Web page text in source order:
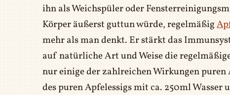
ihn als Weichspüler oder
Körper äußerst guttun würde, regelmäßig
mehr als man denkt. Er stärkt das
auf natürliche Art und Weise die
nur einige der zahlreichen Wirkungen puren
des puren Apfelessigs mit ca. 250ml